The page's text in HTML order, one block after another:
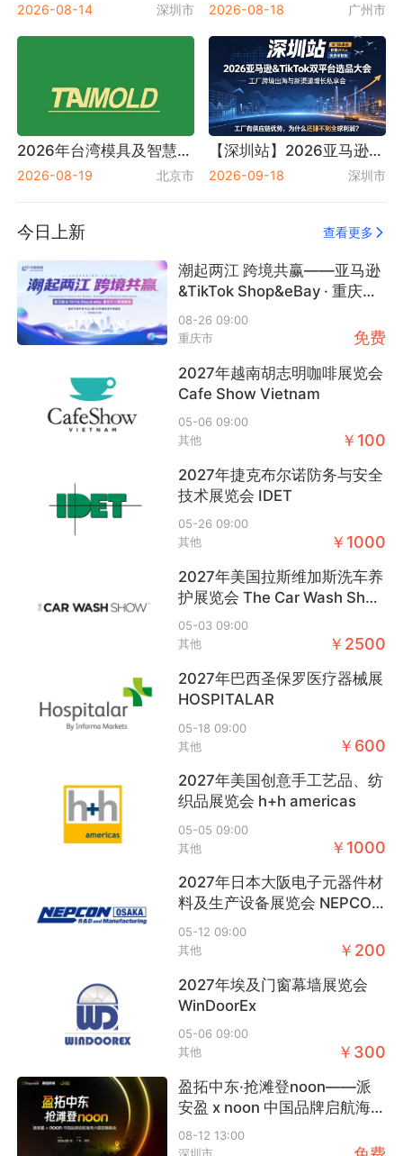
活动数：17
SAAS建站
活动数：24
+关注
大数跨境生态圈 汇橙商学苑 泰嘉展聚
麦斯国际
活动数：20
+关注
跨境活动一览
活动数：999+
+ 关注
沃森展览
活动数：27
+关注
活动数：15
+关注
活动数：10
+关注
SDS定制选品 活动分享家
活动数：999+
+关注
活动数：34
+关注
郑州新商展览有
限公司
活动数：4
深圳市天诺玺科
技有限公司
活动数：21
+关注
三头六臂卖家联
关注
万邑通
活动数：17
+关注
火象传媒
活动数：5
+ 关注
北京企兴展览有
限公司
活动数：2
2026-08-14 深圳市 2026-08-18 广州市
2026年台湾模具及智慧成型设备展览会 Taimold
2026-08-19 北京市
【深圳站】2026亚马逊＆TikTok双平台选品大会：工厂跨境出海与新渠道增长私享会
2026-09-18 深圳市
今日上新 查看更多
潮起两江 跨境共赢——亚马逊
&TikTok Shop&eBay · 重庆千
人跨境峰会
08-26 09:00
重庆市
免费
2027年越南胡志明咖啡展览会
Cafe Show Vietnam
05-06 09:00
其他
￥100
2027年捷克布尔诺防务与安全
技术展览会 IDET
05-26 09:00
其他
￥1000
2027年美国拉斯维加斯洗车养
护展览会 The Car Wash Sho
w
05-03 09:00
其他
￥2500
2027年巴西圣保罗医疗器械展
HOSPITALAR
05-18 09:00
其他
￥600
2027年美国创意手工艺品、纺
织品展览会 h+h americas
05-05 09:00
其他
￥1000
2027年日本大阪电子元器件材
料及生产设备展览会 NEPCON
Osaka
05-12 09:00
其他
￥200
2027年埃及门窗幕墙展览会
WinDoorEx
05-06 09:00
其他
￥300
盈拓中东·抢滩登noon——派
安盈 x noon 中国品牌启航海
湾六国招商峰会
08-12 13:00